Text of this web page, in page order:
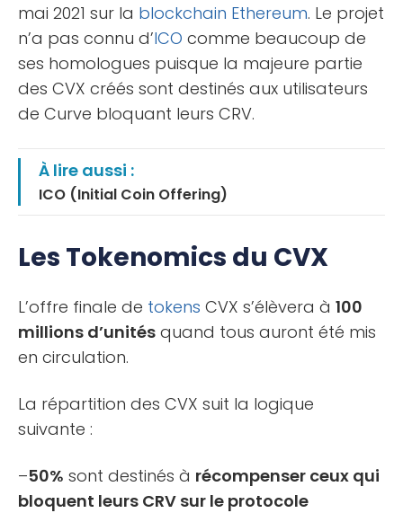
mai 2021 sur la blockchain Ethereum. Le projet
n’a pas connu d’ICO comme beaucoup de
ses homologues puisque la majeure partie
des CVX créés sont destinés aux utilisateurs
de Curve bloquant leurs CRV.
À lire aussi :
ICO (Initial Coin Offering)
Les Tokenomics du CVX
L’offre finale de tokens CVX s’élèvera à 100
millions d’unités quand tous auront été mis
en circulation.
La répartition des CVX suit la logique
suivante :
–50% sont destinés à récompenser ceux qui
bloquent leurs CRV sur le protocole